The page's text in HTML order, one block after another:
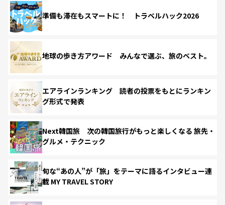
準備も滞在もスマートに！ トラベルハック2026
地球の歩き方アワード みんなで選ぶ、旅のベスト。
エアラインランキング 読者の投票をもとにランキン
グ形式で発表
Next韓国旅 次の韓国旅行がもっと楽しくなる 旅先・
グルメ・テクニック
旬な“あの人”が「旅」をテーマに語るインタビュー連
載 MY TRAVEL STORY